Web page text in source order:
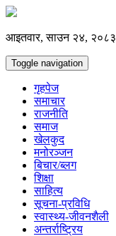
आइतवार, साउन २४, २०८३
Toggle navigation
गृहपेज
समाचार
राजनीति
समाज
खेलकुद
मनोरञ्जन
बिचार/ब्लग
शिक्षा
साहित्य
सूचना-प्रविधि
स्वास्थ्य-जीवनशैली
अन्तर्राष्ट्रिय